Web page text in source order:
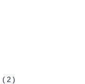
( 2 )